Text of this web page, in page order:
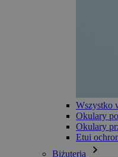
Wszystko
Okulary
Okulary
Etui
Biżuteria